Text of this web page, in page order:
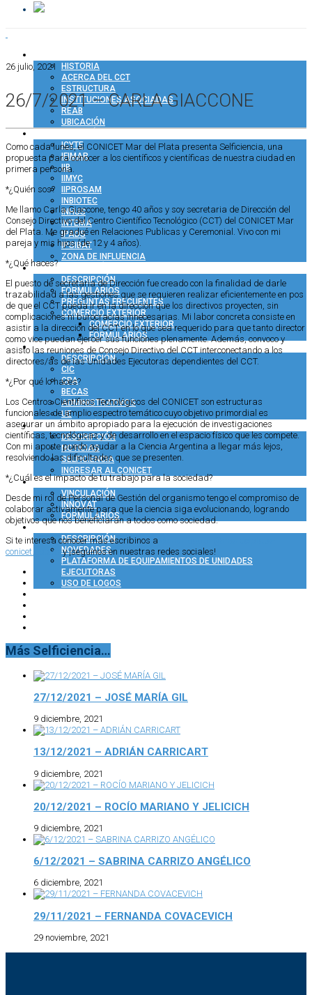
HISTORIA
ACERCA DEL CCT
ESTRUCTURA
INSTITUCIONES ASOCIADAS
REAB
UBICACIÓN
ICYTE
IFIMAR
IIB
IIMYC
IIPROSAM
INBIOTEC
INHUS
INTEMA
IPADS
IPSIBAT
ZONA DE INFLUENCIA
ADMINISTRACIÓN
DESCRIPCIÓN
FORMULARIOS
PREGUNTAS FRECUENTES
COMERCIO EXTERIOR
COMERCIO EXTERIOR
FORMULARIOS
RRHH
DESCRIPCIÓN
CIC
CPA
BECAS
ADMINISTRATIVOS
UE
COMUNICACIÓN
DESCRIPCIÓN
NOTICIAS
SELFICIENCIA
INGRESAR AL CONICET
VINCULACIÓN TECNOLÓGICA
VINCULACIÓN
INNOVAT
FORMULARIOS
COMUNIDAD CONICET
DESCRIPCIÓN
NOVEDADES
PLATAFORMA DE EQUIPAMIENTOS DE UNIDADES
EJECUTORAS
USO DE LOGOS
26 julio, 2021
26/7/2021 – CARLA GIACCONE
Como cada lunes, el CONICET Mar del Plata presenta Selficiencia, una
propuesta para conocer a los científicos y científicas de nuestra ciudad en
primera persona.
*¿Quién sos?
Me llamo Carla Giaccone, tengo 40 años y soy secretaria de Dirección del
Consejo Directivo del Centro Científico Tecnológico (CCT) del CONICET Mar
del Plata. Me gradué en Relaciones Publicas y Ceremonial. Vivo con mi
pareja y mis hijos (de 12 y 4 años).
*¿Qué haces?
El puesto de secretaria de Dirección fue creado con la finalidad de darle
trazabilidad a las gestiones que se requieren realizar eficientemente en pos
de que el CCT pueda ir en la dirección que los directivos proyecten, sin
complicaciones ni burocracias innecesarias. Mi labor concreta consiste en
asistir a la dirección del CCT en lo que sea requerido para que tanto director
como vice puedan ejercer sus funciones plenamente. Además, convoco y
asisto las reuniones de Consejo Directivo del CCT interconectando a los
directores/as de las Unidades Ejecutoras dependientes del CCT.
*¿Por qué lo haces?
Los Centros Científicos Tecnológicos del CONICET son estructuras
funcionales de amplio espectro temático cuyo objetivo primordial es
asegurar un ámbito apropiado para la ejecución de investigaciones
científicas, tecnológicas y de desarrollo en el espacio físico que les compete.
Con mi aporte puedo ayudar a la Ciencia Argentina a llegar más lejos,
resolviendo las dificultades que se presenten.
*¿Cuál es el impacto de tu trabajo para la sociedad?
Desde mi rol de Personal de Gestión del organismo tengo el compromiso de
colaborar activamente para que la ciencia siga evolucionando, logrando
objetivos que nos beneficiarán a todos como sociedad.
Si te interesa conocer más escribinos a
conicet.gob.ar y ¡seguinos en nuestras redes sociales!
Más Selficiencia…
27/12/2021 – JOSÉ MARÍA GIL
9 diciembre, 2021
13/12/2021 – ADRIÁN CARRICART
9 diciembre, 2021
20/12/2021 – ROCÍO MARIANO Y JELICICH
9 diciembre, 2021
6/12/2021 – SABRINA CARRIZO ANGÉLICO
6 diciembre, 2021
29/11/2021 – FERNANDA COVACEVICH
29 noviembre, 2021